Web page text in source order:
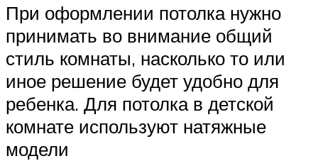
При оформлении потолка нужно
принимать во внимание общий
стиль комнаты, насколько то или
иное решение будет удобно для
ребенка. Для потолка в детской
комнате используют натяжные
модели